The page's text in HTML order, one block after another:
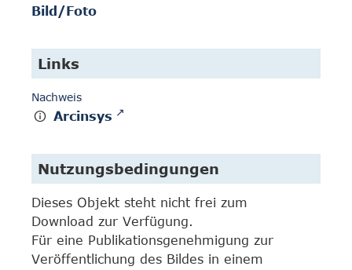
Bild/Foto
Links
Nachweis
Arcinsys
Nutzungsbedingungen
Dieses Objekt steht nicht frei zum
Download zur Verfügung.
Für eine Publikationsgenehmigung zur
Veröffentlichung des Bildes in einem